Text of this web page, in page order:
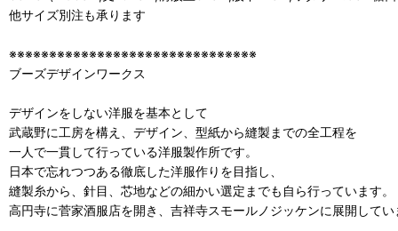
他サイズ別注も承ります
※※※※※※※※※※※※※※※※※※※※※※※※※※※※※※※
ブーズデザインワークス
デザインをしない洋服を基本として
武蔵野に工房を構え、デザイン、型紙から縫製までの全工程を
一人で一貫して行っている洋服製作所です。
日本で忘れつつある徹底した洋服作りを目指し、
縫製糸から、針目、芯地などの細かい選定までも自ら行っています。
高円寺に菅家酒服店を開き、吉祥寺スモールノジッケンに展開してい